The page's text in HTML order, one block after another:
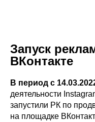
Запуск
ВКонтакте
В период с
деятельности
запустили РК по
на площадке